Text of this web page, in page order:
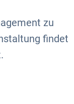
zu
findet